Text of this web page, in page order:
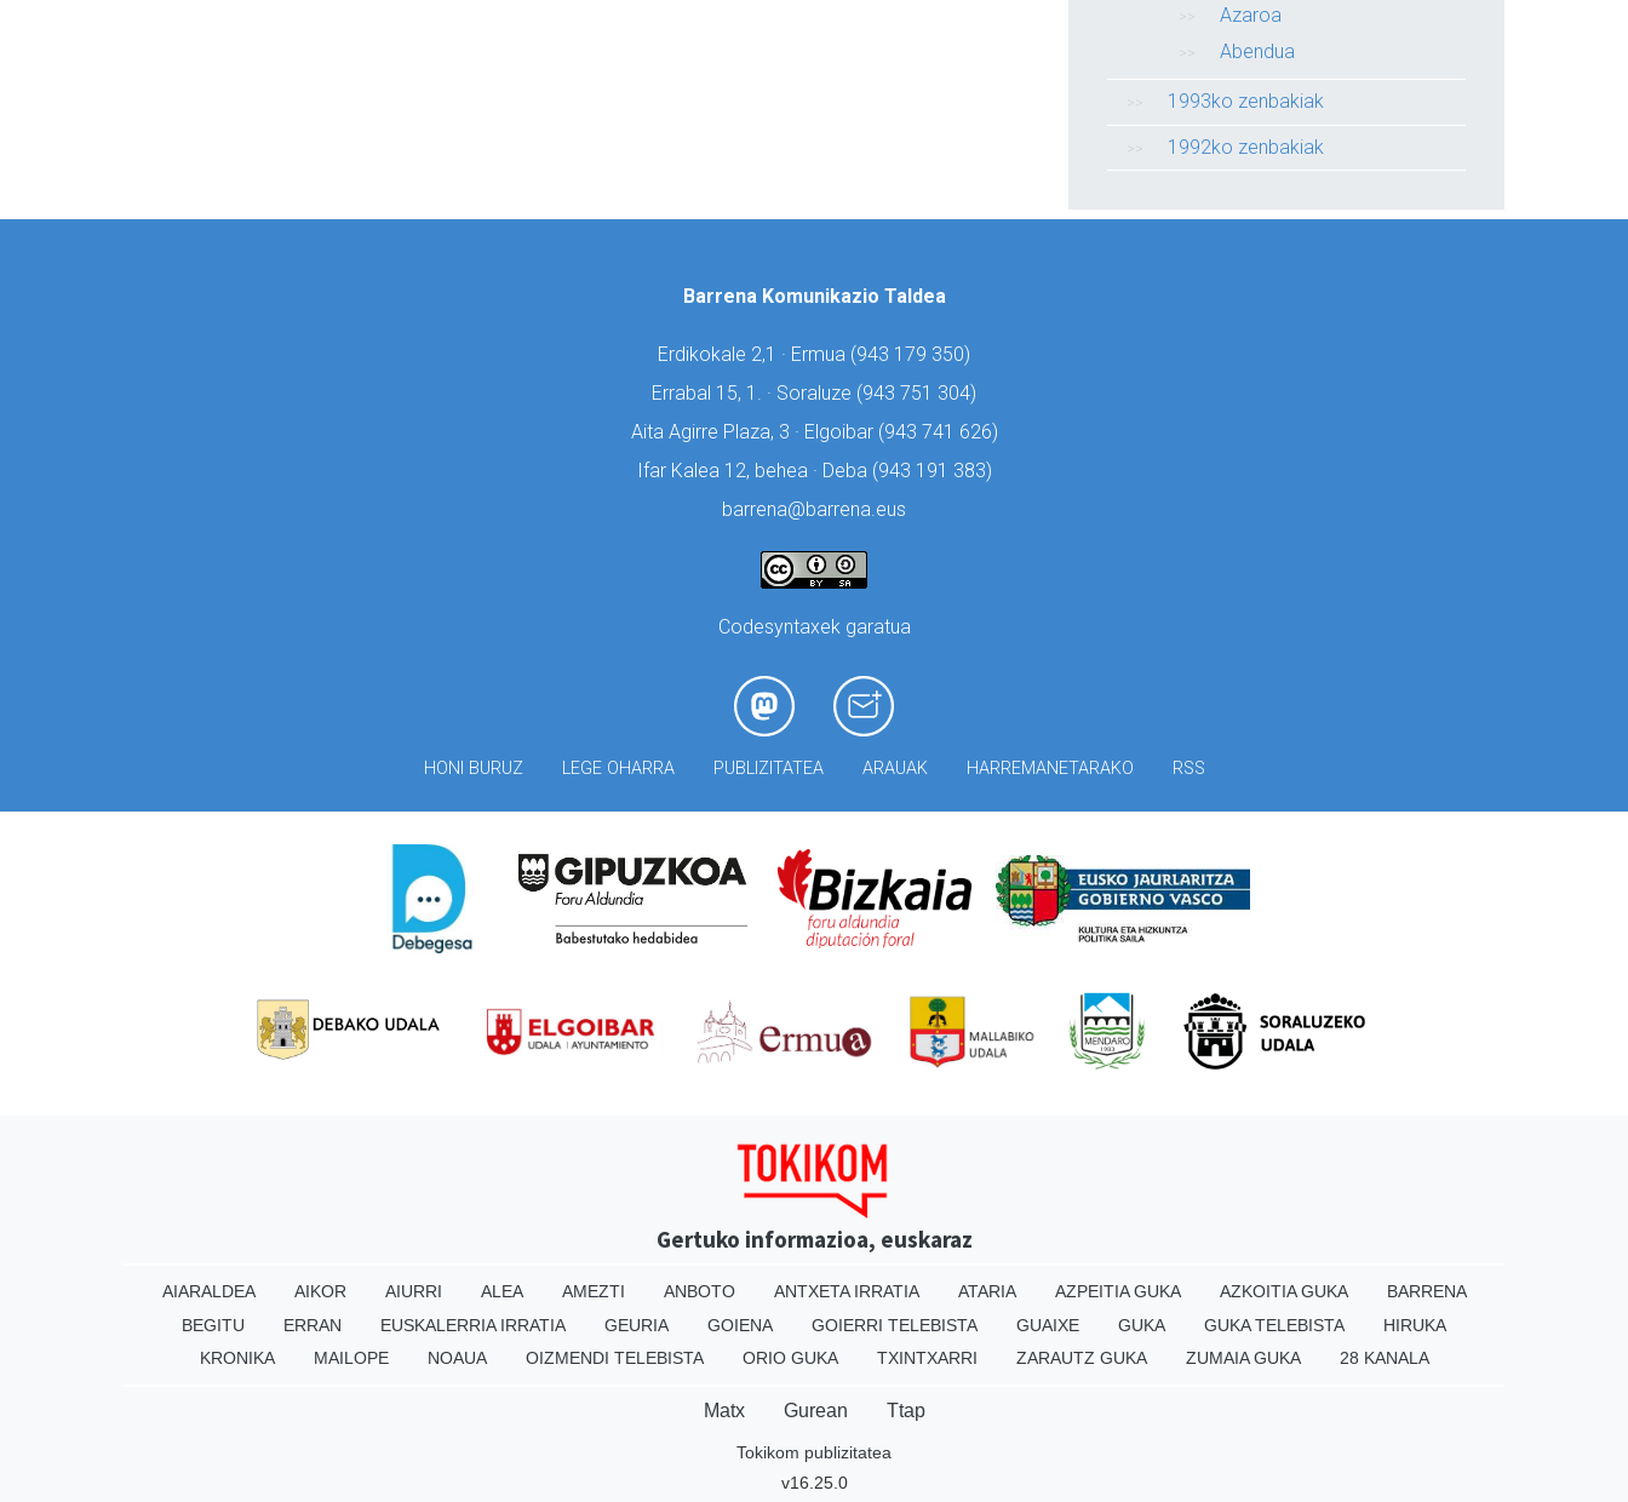
Azaroa
Abendua
1993ko zenbakiak
1992ko zenbakiak
Barrena Komunikazio Taldea
Erdikokale 2,1 · Ermua (943 179 350)
Errabal 15, 1. · Soraluze (943 751 304)
Aita Agirre Plaza, 3 · Elgoibar (943 741 626)
Ifar Kalea 12, behea · Deba (943 191 383)
barrena@barrena.eus
Codesyntaxek garatua
HONI BURUZ LEGE OHARRA PUBLIZITATEA ARAUAK HARREMANETARAKO RSS
Gertuko informazioa, euskaraz
AIARALDEA AIKOR AIURRI ALEA AMEZTI ANBOTO ANTXETA IRRATIA ATARIA AZPEITIA GUKA AZKOITIA GUKA
BARRENA
BEGITU
ERRAN EUSKALERRIA IRRATIA GEURIA GOIENA GOIERRI TELEBISTA GUAIXE GUKA GUKA TELEBISTA
HIRUKA
KRONIKA
MAILOPE NOAUA OIZMENDI TELEBISTA ORIO GUKA TXINTXARRI ZARAUTZ GUKA ZUMAIA GUKA 28 KANALA
Matx Gurean Ttap
Tokikom publizitatea
v16.25.0